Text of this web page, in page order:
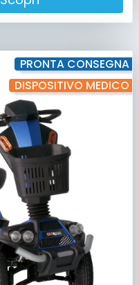
PRONTA CONSEGNA
DISPOSITIVO MEDICO